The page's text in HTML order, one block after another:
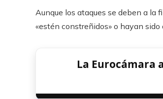
Aunque los ataques se deben a la
«estén constreñidos» o hayan
La Eurocámara